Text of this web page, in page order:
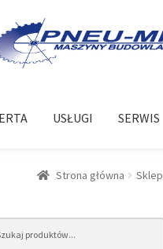
USŁUGI SERWIS
Strona główna Sklep